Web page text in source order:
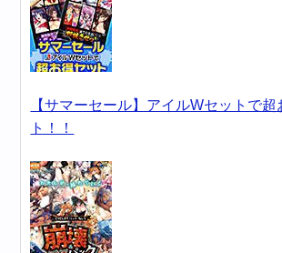
【サマーセール】アイルWセットで超
ト！！